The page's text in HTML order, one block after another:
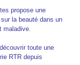
propose une
la beauté dans un
maladive.
toute une
RTR depuis